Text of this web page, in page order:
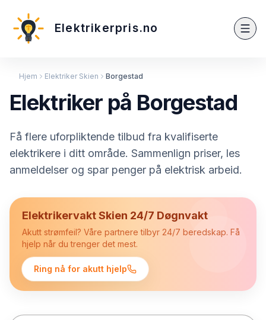
Elektrikerpris.no
Hjem Elektriker Skien Borgestad
Elektriker på Borgestad
Få flere uforpliktende tilbud fra kvalifiserte
elektrikere i ditt område. Sammenlign priser, les
anmeldelser og spar penger på elektrisk arbeid.
Elektrikervakt Skien 24/7 Døgnvakt
Akutt strømfeil? Våre partnere tilbyr 24/7 beredskap. Få
hjelp når du trenger det mest.
Ring nå for akutt hjelp